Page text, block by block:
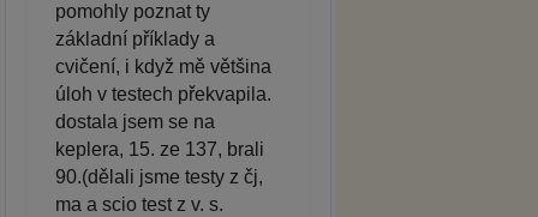
pomohly poznat ty
základní příklady a
cvičení, i když mě většina
úloh v testech překvapila.
dostala jsem se na
keplera, 15. ze 137, brali
90.(dělali jsme testy z čj,
ma a scio test z v. s.